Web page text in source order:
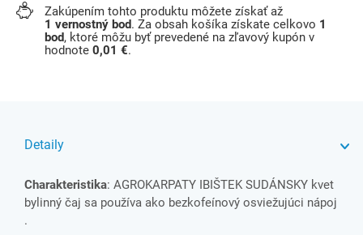
Zakúpením tohto produktu môžete získať až
1 vernostný bod. Za obsah košíka získate celkovo 1
bod, ktoré môžu byť prevedené na zľavový kupón v
hodnote 0,01 €.
Detaily
Charakteristika: AGROKARPATY IBIŠTEK SUDÁNSKY kvet
bylinný čaj sa používa ako bezkofeínový osviežujúci nápoj
.